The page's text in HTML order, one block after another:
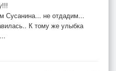
Сусанина... не отдадим...
К тому же улыбка